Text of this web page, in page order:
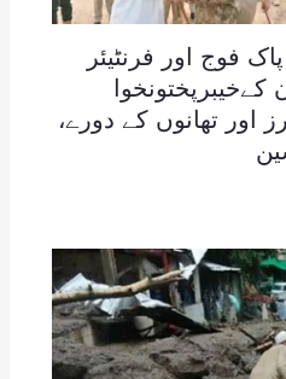
فوج اور فرنٹیئر
اور تھانوں کے دورے،